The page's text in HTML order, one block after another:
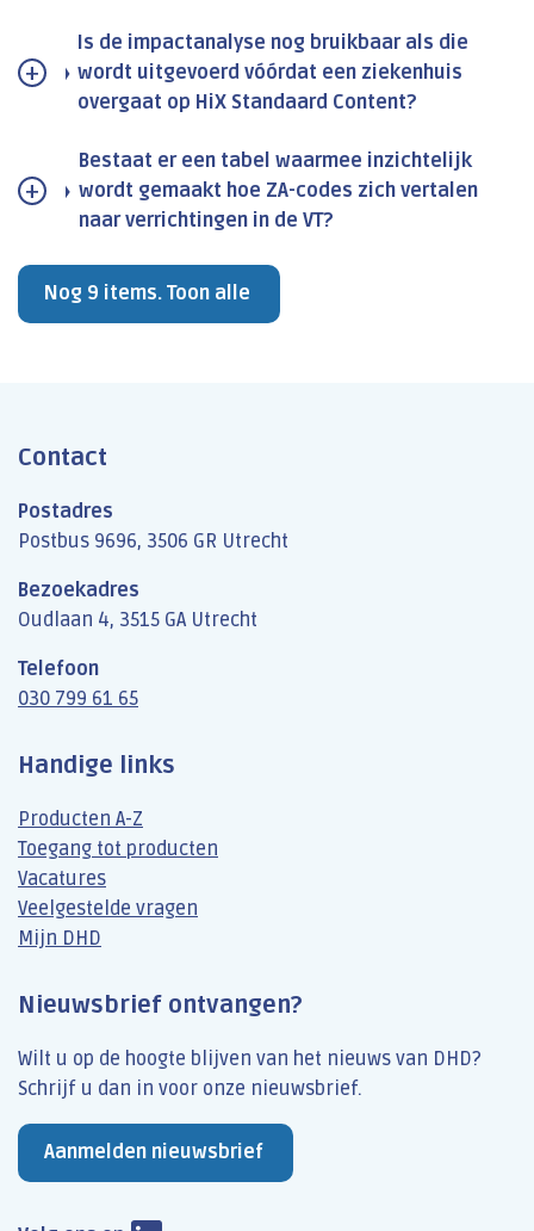
Is de impactanalyse nog bruikbaar als die
wordt uitgevoerd vóórdat een ziekenhuis
overgaat op HiX Standaard Content?
Bestaat er een tabel waarmee inzichtelijk
wordt gemaakt hoe ZA-codes zich vertalen
naar verrichtingen in de VT?
Nog 9 items. Toon alle
Contact
Postadres
Postbus 9696, 3506 GR Utrecht
Bezoekadres
Oudlaan 4, 3515 GA Utrecht
Telefoon
030 799 61 65
Handige links
Producten A-Z
Toegang tot producten
Vacatures
Veelgestelde vragen
Mijn DHD
Nieuwsbrief ontvangen?
Wilt u op de hoogte blijven van het nieuws van DHD?
Schrijf u dan​ in voor onze nieuwsbrief.
Aanmelden nieuwsbrief